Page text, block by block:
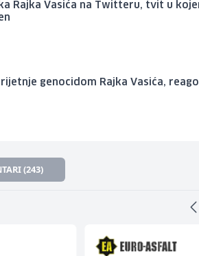
Rajka Vasića na Twitteru, tvit u
genocidom Rajka Vasića,
(243)